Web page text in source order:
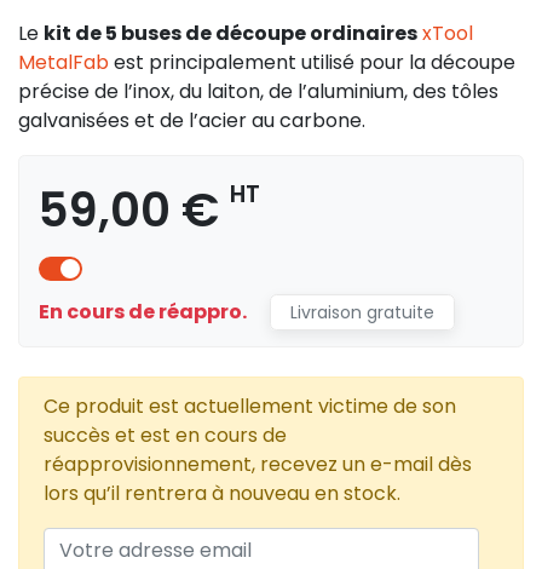
Le kit de 5 buses de découpe ordinairesxTool
MetalFabest principalement utilisé pour la découpe
précise de l’inox, du laiton, de l’aluminium, des tôles
galvanisées et de l’acier au carbone.
59,00 € HT
En cours de réappro. Livraison gratuite
Ce produit est actuellement victime de son
succès et est en cours de
réapprovisionnement, recevez un e-mail dès
lors qu’il rentrera à nouveau en stock.